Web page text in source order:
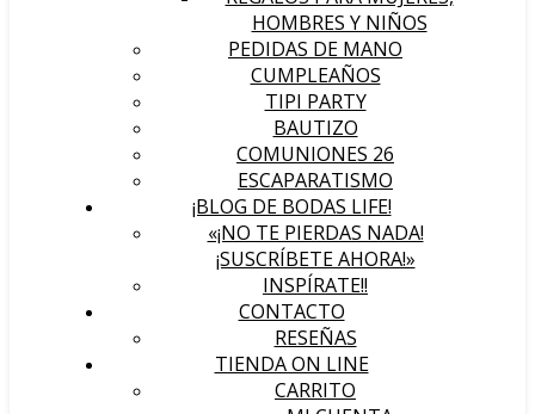
HOMBRES Y NIÑOS
PEDIDAS DE MANO
CUMPLEAÑOS
TIPI PARTY
BAUTIZO
COMUNIONES 26
ESCAPARATISMO
¡BLOG DE BODAS LIFE!
«¡NO TE PIERDAS NADA!
¡SUSCRÍBETE AHORA!»
INSPÍRATE!!
CONTACTO
RESEÑAS
TIENDA ON LINE
CARRITO